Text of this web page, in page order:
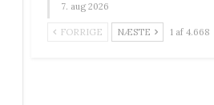
7. aug 2026
FORRIGE NÆSTE 1 af 4.668